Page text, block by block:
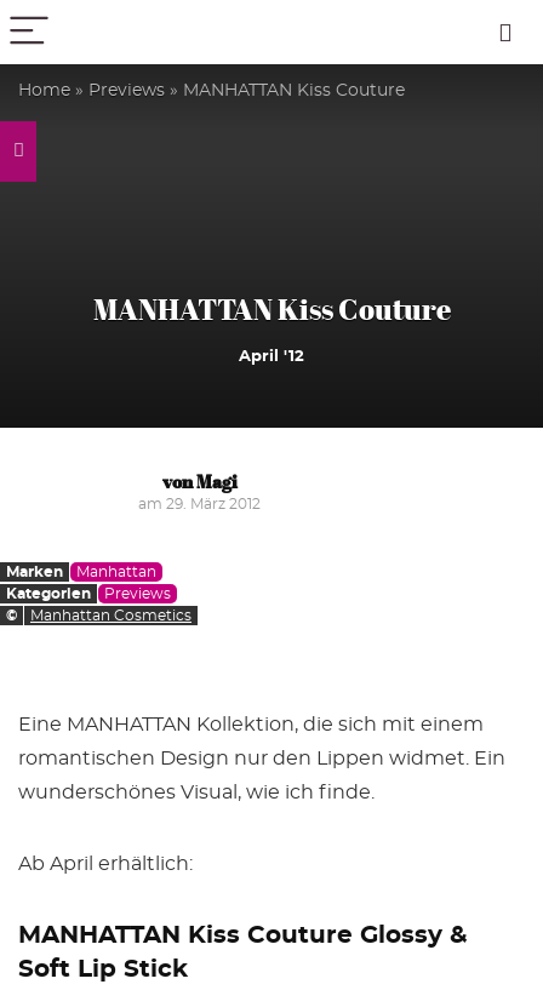
Home » Previews » MANHATTAN Kiss Couture
MANHATTAN Kiss Couture
April '12
von Magi
am 29. März 2012
Marken
Manhattan
Kategorien
Previews
©
Manhattan Cosmetics
Eine MANHATTAN Kollektion, die sich mit einem
romantischen Design nur den Lippen widmet. Ein
wunderschönes Visual, wie ich finde.
Ab April erhältlich:
MANHATTAN Kiss Couture Glossy &
Soft Lip Stick